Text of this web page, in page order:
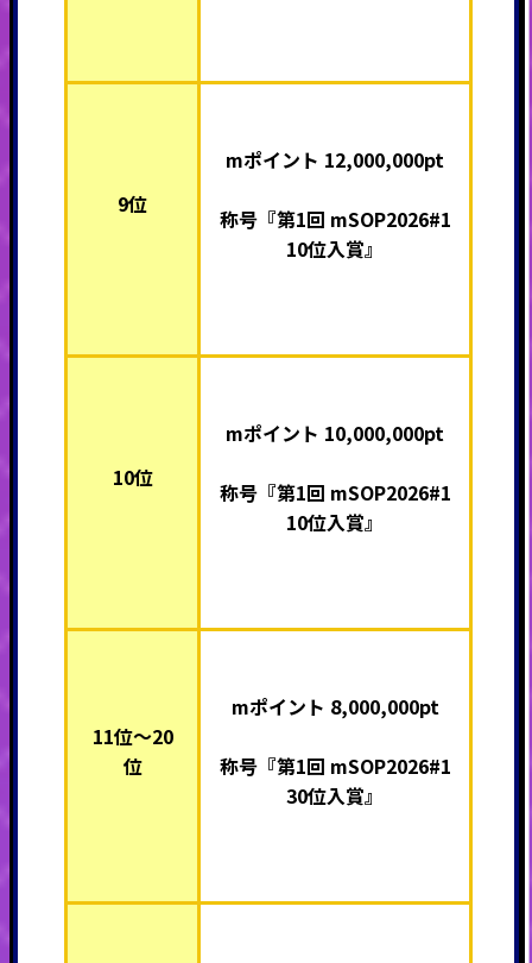
9位
mポイント 12,000,000pt
称号『第1回 mSOP2026#1
10位入賞』
10位
mポイント 10,000,000pt
称号『第1回 mSOP2026#1
10位入賞』
11位～20
位
mポイント 8,000,000pt
称号『第1回 mSOP2026#1
30位入賞』